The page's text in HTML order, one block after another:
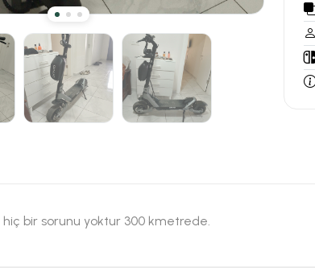
hiç bir sorunu yoktur 300 kmetrede.